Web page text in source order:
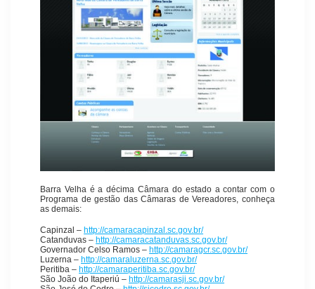
Barra Velha é a décima Câmara do estado a contar com o
Programa de gestão das Câmaras de Vereadores, conheça
as demais:
Capinzal – http://camaracapinzal.sc.gov.br/
Catanduvas – http://camaracatanduvas.sc.gov.br/
Governador Celso Ramos – http://camaragcr.sc.gov.br/
Luzerna – http://camaraluzerna.sc.gov.br/
Peritiba – http://camaraperitiba.sc.gov.br/
São João do Itaperiú – http://camarasji.sc.gov.br/